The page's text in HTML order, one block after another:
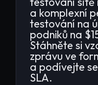
a komplexní
testování na
podniků na
Stáhněte si
zprávu ve
a podívejte
SLA.